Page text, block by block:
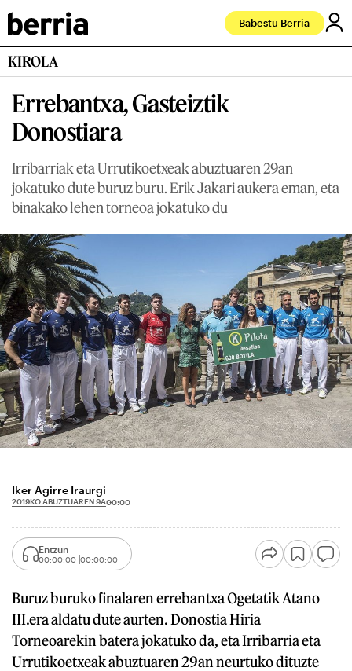
Babestu Berria
KIROLA
Errebantxa, Gasteiztik
Donostiara
Irribarriak eta Urrutikoetxeak abuztuaren 29an
jokatuko dute buruz buru. Erik Jakari aukera eman, eta
binakako lehen torneoa jokatuko du
Iker Agirre Iraurgi
2019KO ABUZTUAREN 9A00:00
Entzun
00:00:00 00:00:00
Buruz buruko finalaren errebantxa Ogetatik Atano
III.era aldatu dute aurten. Donostia Hiria
Torneoarekin batera jokatuko da, eta Irribarria eta
Urrutikoetxeak abuztuaren 29an neurtuko dituzte